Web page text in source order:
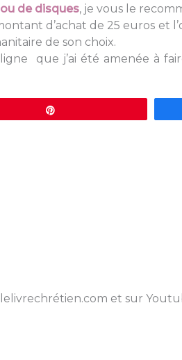
de disques, je vous le
d’achat de 25 euros et
de son choix.
que j’ai été amenée à
et sur